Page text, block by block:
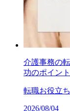
介護事務の
功のポイント
転職お役立
2026/08/04